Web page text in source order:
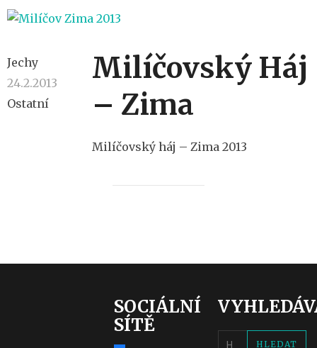
Milíčovský Háj
– Zima
Milíčovský háj – Zima 2013
Jechy
24.2.2013
Ostatní
SOCIÁLNÍ
SÍTĚ
Vyhledávání